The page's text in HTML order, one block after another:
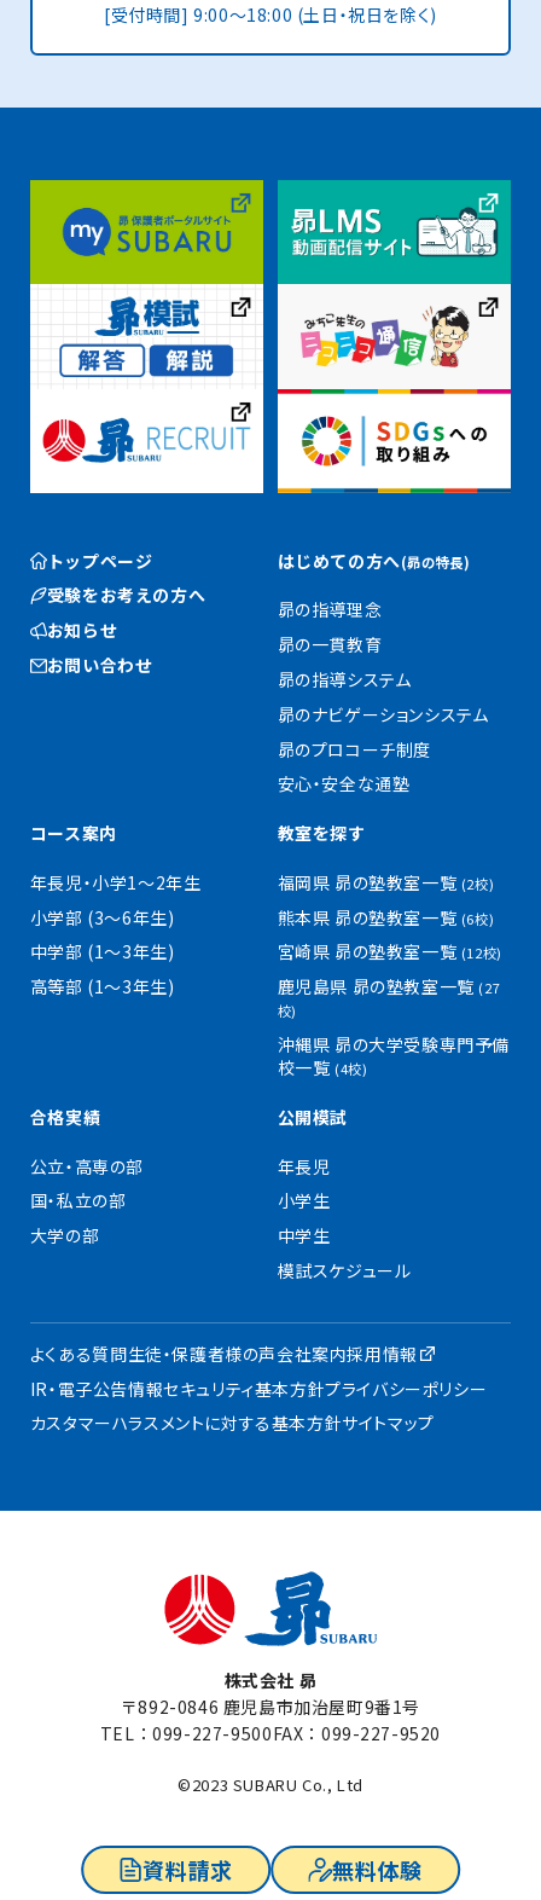
資料請求 無料体験
[受付時間] 9:00〜18:00 (土日・祝日を除く)
トップページ
受験をお考えの方へ
お知らせ
お問い合わせ
はじめての方へ(昴の特長)
昴の指導理念
昴の一貫教育
昴の指導システム
昴のナビゲーションシステム
昴のプロコーチ制度
安心・安全な通塾
コース案内
年長児・小学1〜2年生
小学部 (3〜6年生)
中学部 (1〜3年生)
高等部 (1〜3年生)
教室を探す
福岡県 昴の塾教室一覧 (2校)
熊本県 昴の塾教室一覧 (6校)
宮崎県 昴の塾教室一覧 (12校)
鹿児島県 昴の塾教室一覧(27
校)
沖縄県 昴の大学受験専門予備
校一覧 (4校)
合格実績
公立・高専の部
国・私立の部
大学の部
公開模試
年長児
小学生
中学生
模試スケジュール
よくある質問生徒・保護者様の声会社案内採用情報
IR・電子公告情報セキュリティ基本方針プライバシーポリシー
カスタマーハラスメントに対する基本方針サイトマップ
株式会社 昴
〒892-0846 鹿児島市加治屋町9番1号
TEL：099-227-9500FAX：099-227-9520
©2023 SUBARU Co., Ltd